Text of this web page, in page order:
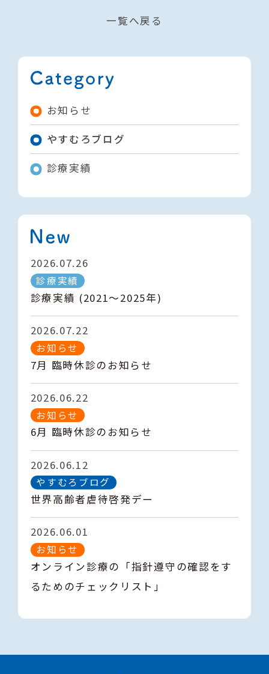
一覧へ戻る
お知らせ
やすむろブログ
診療実績
2026.07.26
診療実績
診療実績 (2021～2025年)
2026.07.22
お知らせ
7月 臨時休診のお知らせ
2026.06.22
お知らせ
6月 臨時休診のお知らせ
2026.06.12
やすむろブログ
世界高齢者虐待啓発デー
2026.06.01
お知らせ
オンライン診療の「指針遵守の確認をす
るためのチェックリスト」